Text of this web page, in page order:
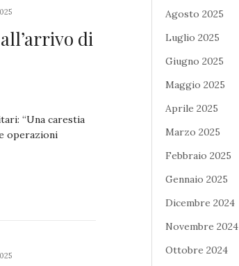
di
“Una carestia
operazioni
Agosto 2025
Luglio 2025
Giugno 2025
Maggio 2025
Aprile 2025
Marzo 2025
Febbraio 2025
Gennaio 2025
Dicembre 2024
Novembre 2024
Ottobre 2024